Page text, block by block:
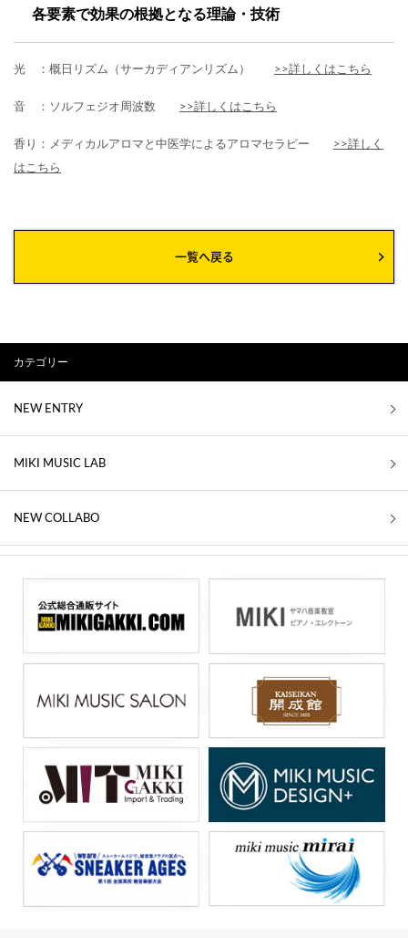
各要素で効果の根拠となる理論・技術
光 ：概日リズム（サーカディアンリズム） >>詳しくはこちら
音 ：ソルフェジオ周波数 >>詳しくはこちら
香り：メディカルアロマと中医学によるアロマセラピー >>詳しく
はこちら
一覧へ戻る
カテゴリー
NEW ENTRY
MIKI MUSIC LAB
NEW COLLABO